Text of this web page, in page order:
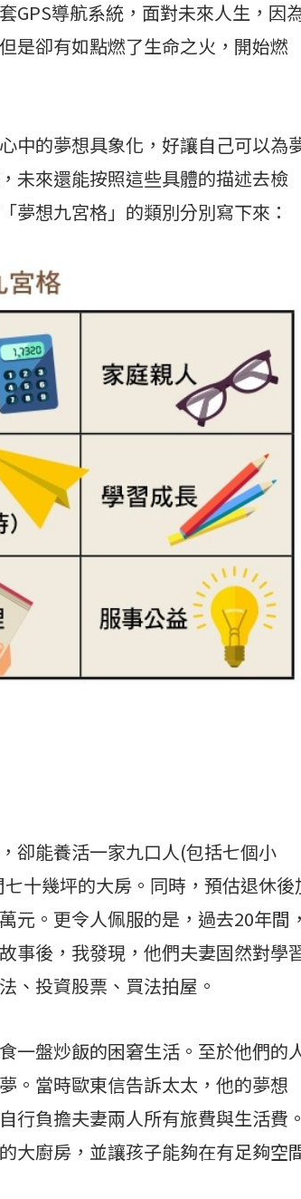
GPS導航系統，面對未來人生，因
是卻有如點燃了生命之火，開始燃
中的夢想具象化，好讓自己可以為
未來還能按照這些具體的描述去檢
夢想九宮格」的類別分別寫下來：
卻能養活一家九口人(包括七個小
十幾坪的大房。同時，預估退休後
元。更令人佩服的是，過去20年間
事後，我發現，他們夫妻固然對學
、投資股票、買法拍屋。
一盤炒飯的困窘生活。至於他們的
。當時歐東信告訴太太，他的夢想
行負擔夫妻兩人所有旅費與生活費
大廚房，並讓孩子能夠在有足夠空